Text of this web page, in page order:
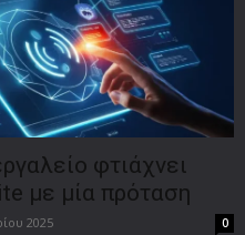
φτιάχνει
με μία πρόταση
2025 0